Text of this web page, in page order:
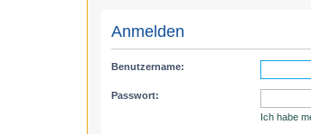
Anmelden
Benutzername:
Passwort:
Ich habe